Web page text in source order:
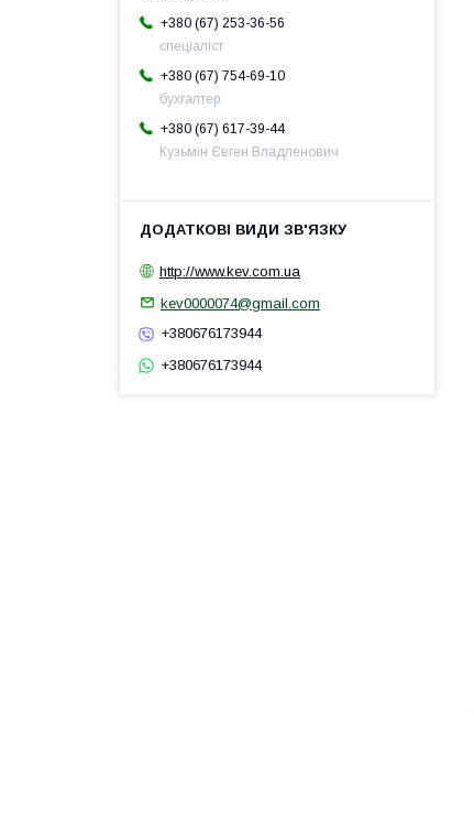
+380 (67) 253-36-56
спеціаліст
+380 (67) 754-69-10
бухгалтер
+380 (67) 617-39-44
Кузьмін Євген Владленович
http://www.kev.com.ua
kev0000074@gmail.com
+380676173944
+380676173944